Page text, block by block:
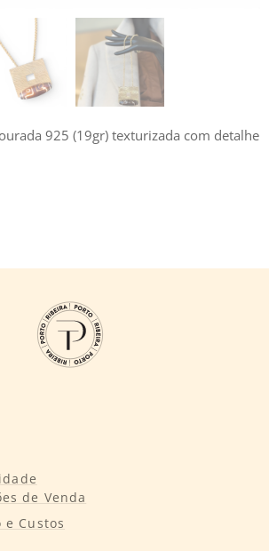
925 (19gr) texturizada com detalhe
de Venda
e Custos